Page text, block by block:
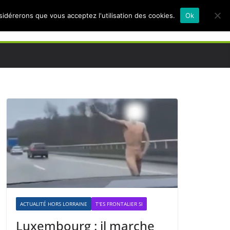
ACTUALITÉ HORS LORRAINE T'ES FRONTALIER SI
Luxembourg : il marche
que vous acceptez l'utilisation des cookies. Ok